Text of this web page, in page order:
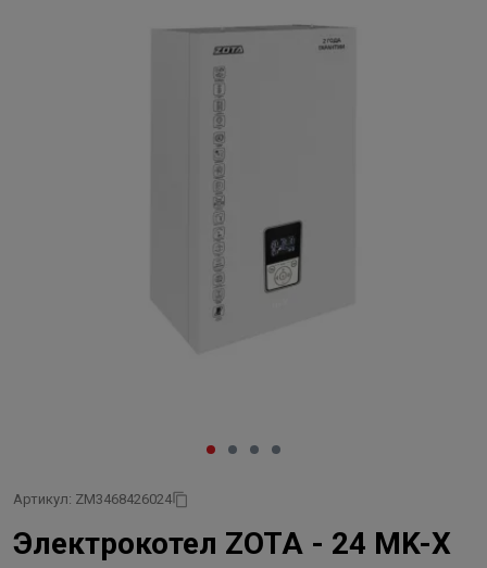
Артикул: ZM3468426024
Электрокотел ZOTA - 24 MK-X